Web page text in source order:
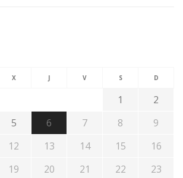
X J V S D
1
2
5 6 7 8
9
12 13 14 15
16
19 20 21 22
23